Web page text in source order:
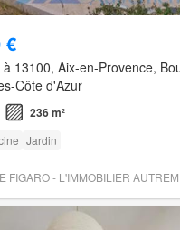
€
à 13100, Aix-en-Provence,
Côte d'Azur
236 m²
Jardin
FIGARO - L'IMMOBILIER